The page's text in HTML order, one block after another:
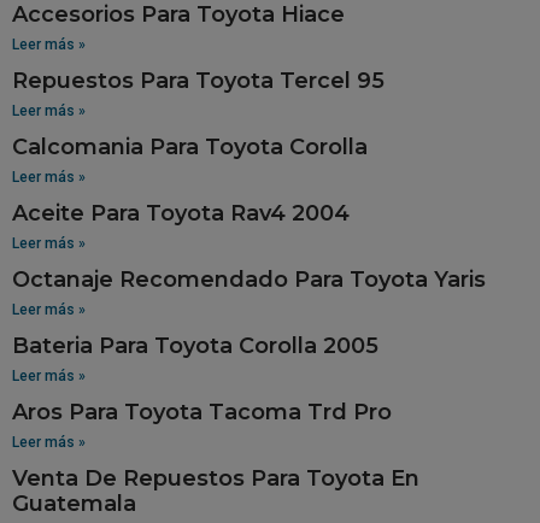
Accesorios Para Toyota Hiace
Leer más »
Repuestos Para Toyota Tercel 95
Leer más »
Calcomania Para Toyota Corolla
Leer más »
Aceite Para Toyota Rav4 2004
Leer más »
Octanaje Recomendado Para Toyota Yaris
Leer más »
Bateria Para Toyota Corolla 2005
Leer más »
Aros Para Toyota Tacoma Trd Pro
Leer más »
Venta De Repuestos Para Toyota En
Guatemala